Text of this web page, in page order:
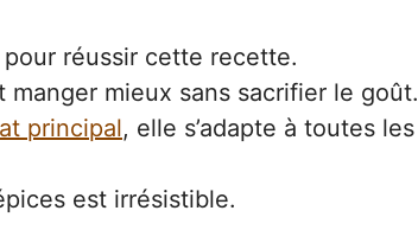
réussir cette recette.
mieux sans sacrifier le goût.
principal, elle s’adapte à toutes les
est irrésistible.